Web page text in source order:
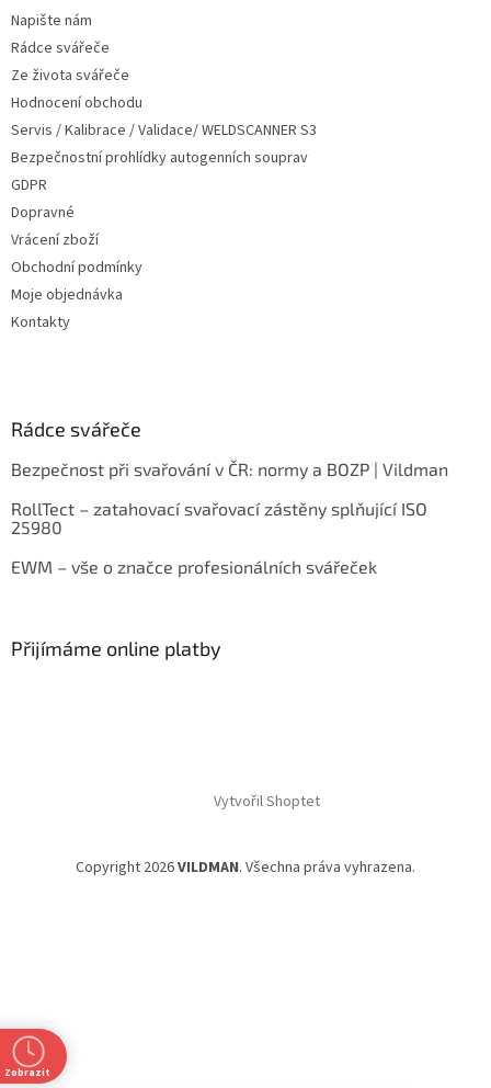
Napište nám
Rádce svářeče
Ze života svářeče
Hodnocení obchodu
Servis / Kalibrace / Validace/ WELDSCANNER S3
Bezpečnostní prohlídky autogenních souprav
GDPR
Dopravné
Vrácení zboží
Obchodní podmínky
Moje objednávka
Kontakty
Rádce svářeče
Bezpečnost při svařování v ČR: normy a BOZP | Vildman
RollTect – zatahovací svařovací zástěny splňující ISO
25980
EWM – vše o značce profesionálních svářeček
Přijímáme online platby
Vytvořil Shoptet
Copyright 2026VILDMAN. Všechna práva vyhrazena.
Zobrazit